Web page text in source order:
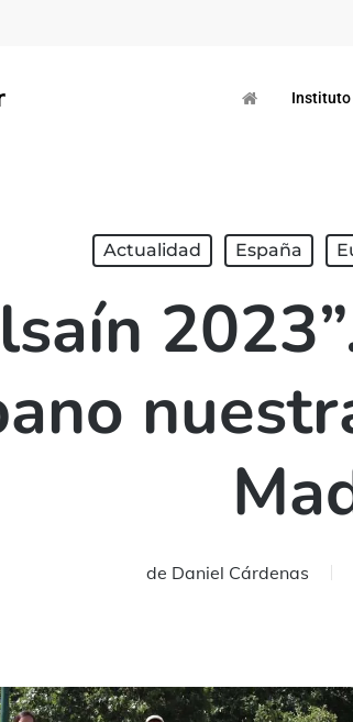
Instituto
Actualidad España
de Daniel Cárdenas